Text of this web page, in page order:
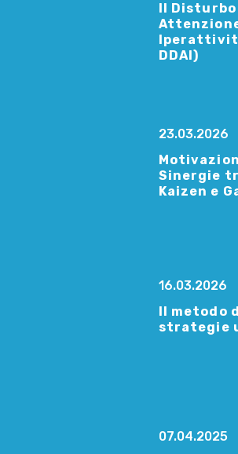
Il
DDAI)
23.03.2026
Sinergie
Kaizen e
16.03.2026
Il metodo
strategie
07.04.2025